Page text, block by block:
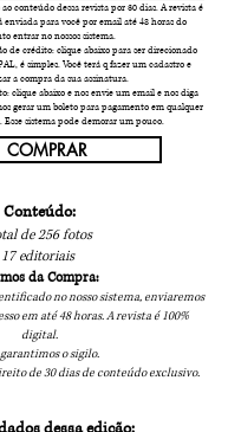
conteúdo dessa revista por 30 dias. A revista é
enviada para você por email até 48 horas do
entrar no nossos sistema.
de crédito: clique abaixo para ser direcionado
é simples. Você terá q fazer um cadastro e
a compra da sua assinatura.
cliqueabaixo e nos envie um email e nos diga
gerar um boleto para pagamento em qualquer
Esse sistema pode demorar um pouco.
Conteúdo:
de 256 fotos
17 editoriais
da Compra:
no nosso sistema, enviaremos
em até 48 horas. A revista é 100%
digital.
o sigilo.
de 30 dias de conteúdo exclusivo.
COMPRAR